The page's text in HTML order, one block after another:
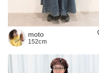
moto
152cm